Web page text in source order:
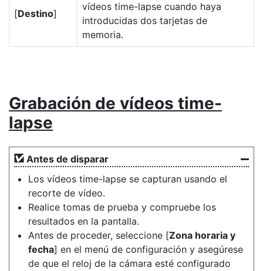
[Destino]
vídeos time-lapse cuando haya
introducidas dos tarjetas de
memoria.
Grabación de vídeos time-
lapse
Antes de disparar
Los vídeos time-lapse se capturan usando el
recorte de vídeo.
Realice tomas de prueba y compruebe los
resultados en la pantalla.
Antes de proceder, seleccione [Zona horaria y
fecha] en el menú de configuración y asegúrese
de que el reloj de la cámara esté configurado